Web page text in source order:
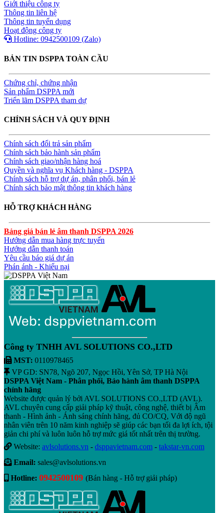
Giới thiệu công ty
Thông tin liên hệ
Thông tin tuyển dụng
Hoạt động công ty
Hotline: 0942500109 (Zalo)
BẢN TIN DSPPA TOÀN CẦU
Chứng chỉ, chứng nhận
Sản phẩm DSPPA mới
Triển lãm DSPPA tham dự
CHÍNH SÁCH VÀ QUY ĐỊNH
Chính sách đổi trả sản phẩm
Chính sách bảo hành sản phẩm
Chính sách giao/nhận hàng hoá
Quyền và nghĩa vụ Khách hàng - DSPPA
Chính sách hỗ trợ dự án, phân phối, bán lẻ
Chính sách bảo mật thông tin khách hàng
HỖ TRỢ KHÁCH HÀNG
Bảng giá bán lẻ âm thanh DSPPA 2026
Hướng dẫn mua hàng trực tuyến
Hướng dẫn thanh toán
Yêu cầu báo giá dự án
Phán ánh - Khiếu nại
Công ty TNHH AVL SOLUTIONS CO.,LTD
MST: 0110978465
VP GD: SN78, Ngõ 207, Ngọc Hồi, Yên Sở, TP Hà Nội
DSPPA Việt Nam - Phân phối, Bảo hành âm thanh DSPPA
chính hãng
Website được quản lý bởi AVL SOLUTIONS CO.,LTD (AVL).
AVL chuyên cung cấp giải pháp kỹ thuật, công nghệ, thiết bị Âm
thanh - Hình ảnh - Ánh sáng chính hãng, đủ CO/CQ, Với độ ngũ
nhân viên trên 10 năm kinh nghiệp sẽ giúp các bạn tối đa lợi ích, tội
giản chi phí và luôn luôn hỗ trợ mức giá tốt nhất trên thị trường.
Website: avlsolutions.vn - dsppavietnam.com - takstar-vn.com
Email: sales@avlsolutions.vn
Hotline: 0942500109 (Bán hàng - Hỗ trợ giải pháp)